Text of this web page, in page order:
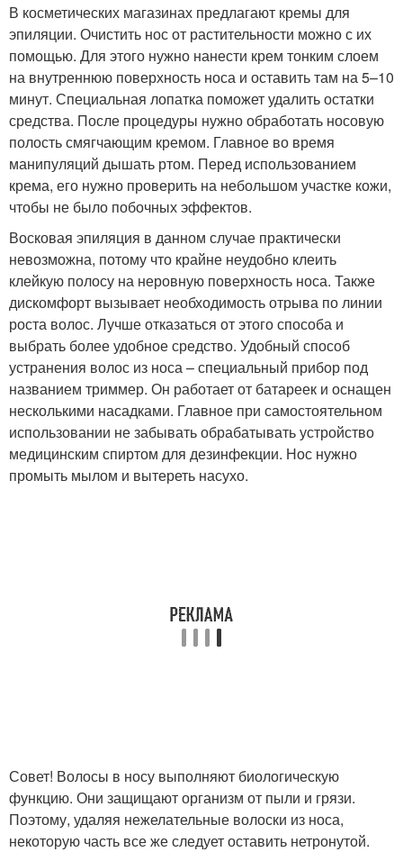
В косметических магазинах предлагают кремы для
эпиляции. Очистить нос от растительности можно с их
помощью. Для этого нужно нанести крем тонким слоем
на внутреннюю поверхность носа и оставить там на 5–10
минут. Специальная лопатка поможет удалить остатки
средства. После процедуры нужно обработать носовую
полость смягчающим кремом. Главное во время
манипуляций дышать ртом. Перед использованием
крема, его нужно проверить на небольшом участке кожи,
чтобы не было побочных эффектов.
Восковая эпиляция в данном случае практически
невозможна, потому что крайне неудобно клеить
клейкую полосу на неровную поверхность носа. Также
дискомфорт вызывает необходимость отрыва по линии
роста волос. Лучше отказаться от этого способа и
выбрать более удобное средство. Удобный способ
устранения волос из носа – специальный прибор под
названием триммер. Он работает от батареек и оснащен
несколькими насадками. Главное при самостоятельном
использовании не забывать обрабатывать устройство
медицинским спиртом для дезинфекции. Нос нужно
промыть мылом и вытереть насухо.
Совет! Волосы в носу выполняют биологическую
функцию. Они защищают организм от пыли и грязи.
Поэтому, удаляя нежелательные волоски из носа,
некоторую часть все же следует оставить нетронутой.